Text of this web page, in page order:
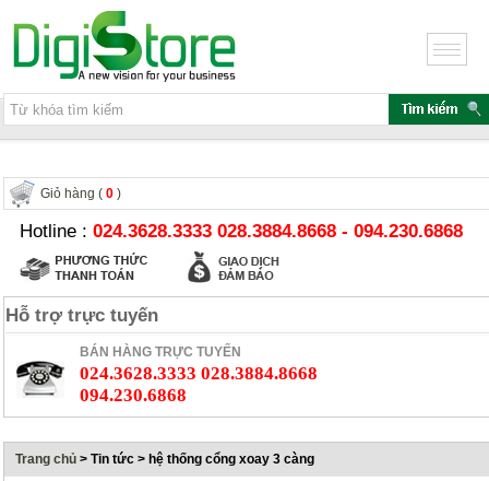
Giỏ hàng ( 0 )
Hotline : 024.3628.3333 028.3884.8668 - 094.230.6868
Hỗ trợ trực tuyến
BÁN HÀNG TRỰC TUYẾN
024.3628.3333 028.3884.8668
094.230.6868
Trang chủ > Tin tức > hệ thống cổng xoay 3 càng